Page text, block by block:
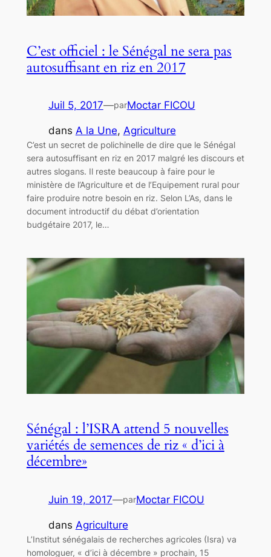
C’est officiel : le Sénégal ne sera pas
autosuffisant en riz en 2017
Juil 5, 2017—parMoctar FICOU
dans A la Une, Agriculture
C’est un secret de polichinelle de dire que le Sénégal
sera autosuffisant en riz en 2017 malgré les discours et
autres slogans. Il reste beaucoup à faire pour le
ministère de l’Agriculture et de l’Equipement rural pour
faire produire notre besoin en riz. Selon L’As, dans le
document introductif du débat d’orientation
budgétaire 2017, le…
Sénégal : l’ISRA attend 5 nouvelles
variétés de semences de riz « d’ici à
décembre»
Juin 19, 2017—parMoctar FICOU
dans Agriculture
L’Institut sénégalais de recherches agricoles (Isra) va
homologuer, « d’ici à décembre » prochain, 15